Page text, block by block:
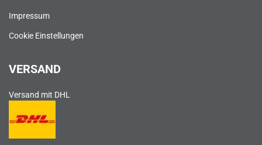
Impressum
Cookie Einstellungen
VERSAND
Versand mit DHL